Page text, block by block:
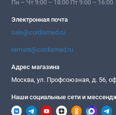
Пн – Чт 9:00 – 18:00 Пт 9:00 – 16:00
Электронная почта
sale@cordismed.ru
remont@cordismed.ru
Адрес магазина
Москва, ул. Профсоюзная, д. 56,
Наши социальные сети и